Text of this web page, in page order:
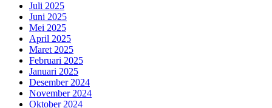
Juli 2025
Juni 2025
Mei 2025
April 2025
Maret 2025
Februari 2025
Januari 2025
Desember 2024
November 2024
Oktober 2024